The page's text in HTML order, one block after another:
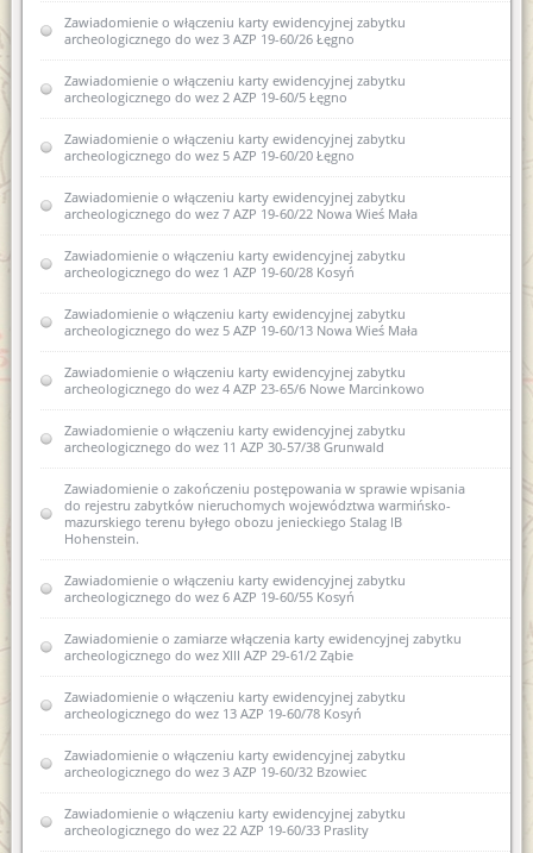
Zawiadomienie o włączeniu do wojewódzkiej ewidencji
zabytków karty ewidencyjnej zabytku archeologicznego
lądowego XII AZP 25-69-61/22 Piecki
Zawiadomienie o włączeniu kart ewidencyjnych zabytków
archeologicznych lądowych do wojewódzkiej ewidencji
zabytków (Pomorowo, gm. Lidzbark Warmiński)
Zawiadomienie o włączeniu kart ewidencyjnych zabytków
archeologicznych lądowych do wojewódzkiej ewidencji
zabytków 26AZP 19-60/80 Smolajny
Zawiadomienie o włączeniu karty ewidencyjnej zabytku
archeologicznego lądowego do wojewódzkiej ewidencji
zabytków 2AZP 17-62/50 Pilnik
Zawiadomienie o zamiarze włączenia karty ewidencyjnej
zabytku archeologicznego lądowego do Wojewódzkiej
ewidencji zabytków 18 AZP 18-61/44 Stryjkowo
Zawiadomienie o zamiarze włączenia karty ewidencyjnej
zabytku archeologicznego lądowego do Wojewódzkiej
ewidencji zabytków 17 AZP 18-61/42 Stryjkowo
Zawiadomienie o zamiarze włączenia karty ewidencyjnej
zabytku archeologicznego lądowego do Wojewódzkiej
ewidencji zabytków 16 AZP 18-61/41 Stryjkowo
Zawiadomienie o zamiarze włączenia karty ewidencyjnej
zabytku archeologicznego lądowego do Wojewódzkiej
ewidencji zabytków 14 AZP 18-61/39 Stryjkowo
Zawiadomienie o zamiarze włączenia karty ewidencyjnej
zabytku archeologicznego lądowego do Wojewódzkiej
ewidencji zabytków 15 AZP 18-61/40 Stryjkowo
Zawiadomienie o zamiarze włączenia karty ewidencyjnej
zabytku archeologicznego lądowego do Wojewódzkiej
ewidencji zabytków 12 AZP 18-61/33 Stryjkowo
Zawiadomienie o zamiarze włączenia karty ewidencyjnej
zabytku archeologicznego lądowego do Wojewódzkiej
ewidencji zabytków 13 AZP 18-61/36 Stryjkowo
Zawiadomienie o włączeniu karty ewidencyjnej zabytku
archeologicznego do wez 3 AZP 19-60/26 Łęgno
Zawiadomienie o włączeniu karty ewidencyjnej zabytku
archeologicznego do wez 2 AZP 19-60/5 Łęgno
Zawiadomienie o włączeniu karty ewidencyjnej zabytku
archeologicznego do wez 5 AZP 19-60/20 Łęgno
Zawiadomienie o włączeniu karty ewidencyjnej zabytku
archeologicznego do wez 7 AZP 19-60/22 Nowa Wieś Mała
Zawiadomienie o włączeniu karty ewidencyjnej zabytku
archeologicznego do wez 1 AZP 19-60/28 Kosyń
Zawiadomienie o włączeniu karty ewidencyjnej zabytku
archeologicznego do wez 5 AZP 19-60/13 Nowa Wieś Mała
Zawiadomienie o włączeniu karty ewidencyjnej zabytku
archeologicznego do wez 4 AZP 23-65/6 Nowe Marcinkowo
Zawiadomienie o włączeniu karty ewidencyjnej zabytku
archeologicznego do wez 11 AZP 30-57/38 Grunwald
Zawiadomienie o zakończeniu postępowania w sprawie wpisania
do rejestru zabytków nieruchomych województwa warmińsko-
mazurskiego terenu byłego obozu jenieckiego Stalag IB
Hohenstein.
Zawiadomienie o włączeniu karty ewidencyjnej zabytku
archeologicznego do wez 6 AZP 19-60/55 Kosyń
Zawiadomienie o zamiarze włączenia karty ewidencyjnej zabytku
archeologicznego do wez XIII AZP 29-61/2 Ząbie
Zawiadomienie o włączeniu karty ewidencyjnej zabytku
archeologicznego do wez 13 AZP 19-60/78 Kosyń
Zawiadomienie o włączeniu karty ewidencyjnej zabytku
archeologicznego do wez 3 AZP 19-60/32 Bzowiec
Zawiadomienie o włączeniu karty ewidencyjnej zabytku
archeologicznego do wez 22 AZP 19-60/33 Praslity